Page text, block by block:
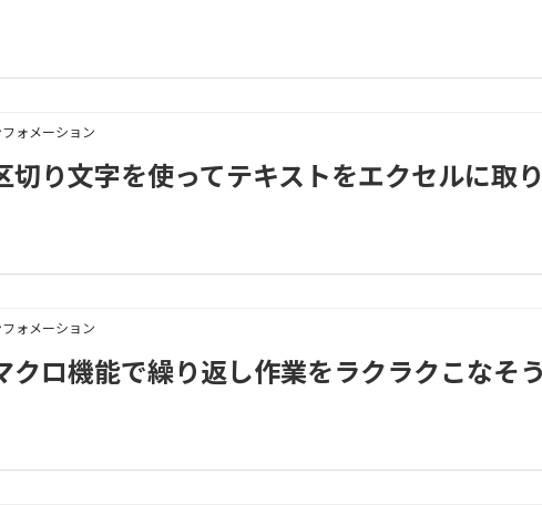
ォメーション
切り文字を使ってテキストをエクセルに取
ォメーション
クロ機能で繰り返し作業をラクラクこなそ